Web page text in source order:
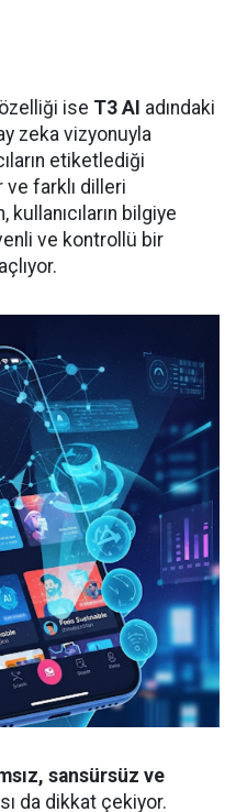
ise T3 AI adındaki
zeka vizyonuyla
etiketlediği
ve farklı dilleri
bilgiye
ve kontrollü bir
sansürsüz ve
da dikkat çekiyor.